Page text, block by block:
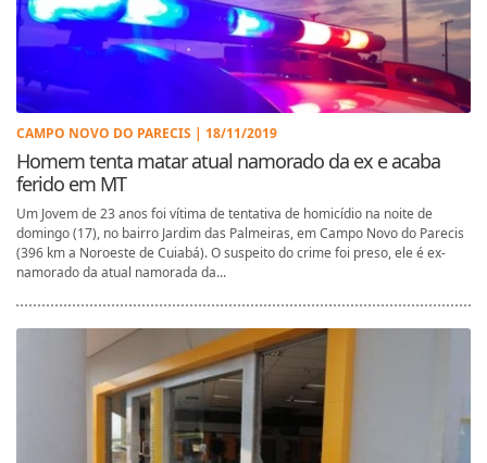
CAMPO NOVO DO PARECIS | 18/11/2019
Homem tenta matar atual namorado da ex e acaba
ferido em MT
Um Jovem de 23 anos foi vítima de tentativa de homicídio na noite de
domingo (17), no bairro Jardim das Palmeiras, em Campo Novo do Parecis
(396 km a Noroeste de Cuiabá). O suspeito do crime foi preso, ele é ex-
namorado da atual namorada da...